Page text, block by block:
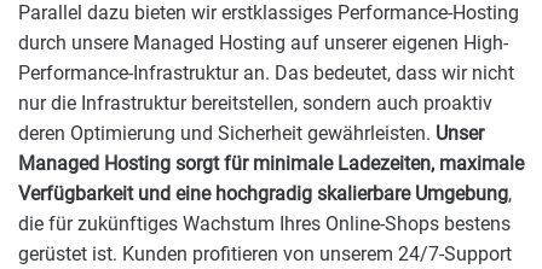
Parallel dazu bieten wir erstklassiges Performance-Hosting
durch unsere Managed Hosting auf unserer eigenen High-
Performance-Infrastruktur an. Das bedeutet, dass wir nicht
nur die Infrastruktur bereitstellen, sondern auch proaktiv
deren Optimierung und Sicherheit gewährleisten. Unser
Managed Hosting sorgt für minimale Ladezeiten, maximale
Verfügbarkeit und eine hochgradig skalierbare Umgebung,
die für zukünftiges Wachstum Ihres Online-Shops bestens
gerüstet ist. Kunden profitieren von unserem 24/7-Support